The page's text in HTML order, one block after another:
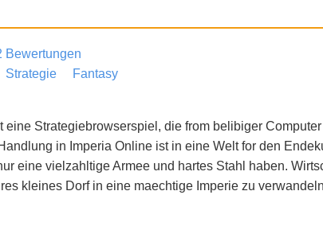
Bewertungen
Strategie Fantasy
eine Strategiebrowserspiel, die from belibiger
in Imperia Online ist in eine Welt for den
eine vielzahltige Armee und hartes Stahl haben.
kleines Dorf in eine maechtige Imperie zu